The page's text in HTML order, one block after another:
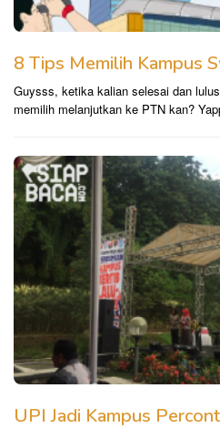
8 Tips Memilih Kampus
Guysss, ketika kalian selesai dan
memilih melanjutkan ke PTN kan?
UPI Jadi Kampus